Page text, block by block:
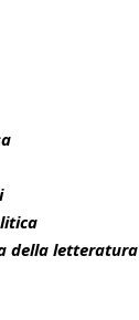
della letteratura